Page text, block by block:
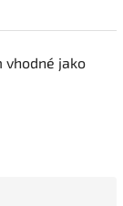
vhodné jako